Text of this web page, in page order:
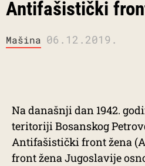
Antifašistički
Mašina 06.12.2019.
Na današnji dan 1942.
teritoriji Bosanskog
Antifašistički front žena
front žena Jugoslavije